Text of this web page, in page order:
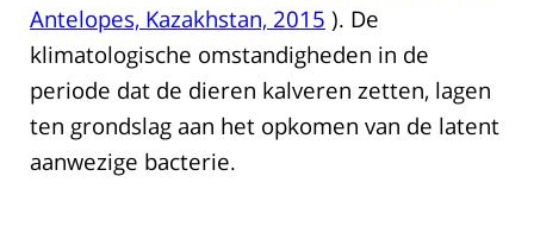
Antelopes, Kazakhstan, 2015 ). De
klimatologische omstandigheden in de
periode dat de dieren kalveren zetten, lagen
ten grondslag aan het opkomen van de latent
aanwezige bacterie.